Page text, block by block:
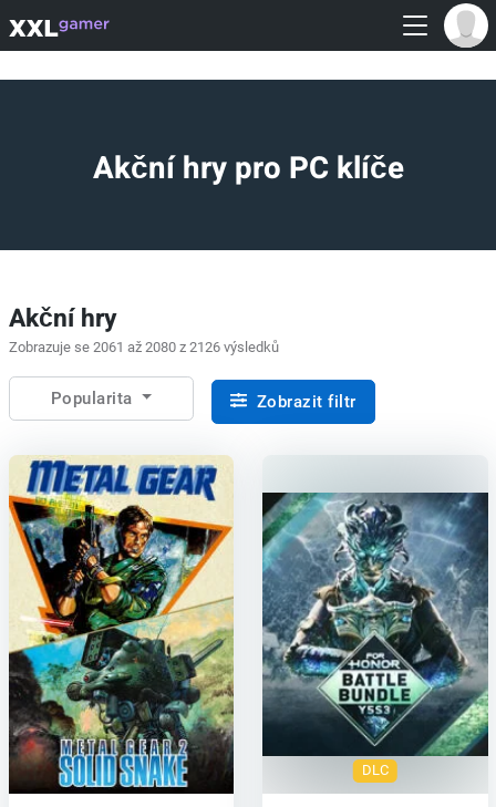
Akční hry pro PC klíče
Akční hry
Zobrazuje se 2061 až 2080 z 2126 výsledků
Popularita Zobrazit filtr
DLC